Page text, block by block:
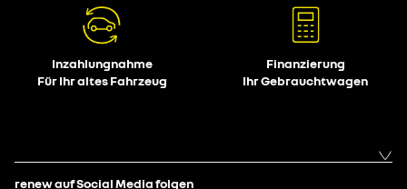
Inzahlungnahme
Für Ihr altes Fahrzeug
Finanzierung
Ihr Gebrauchtwagen
renew auf Social Media folgen